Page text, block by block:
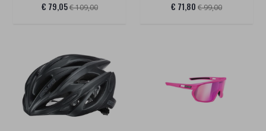
€ 79,05€ 109,00 € 71,80 € 99,00